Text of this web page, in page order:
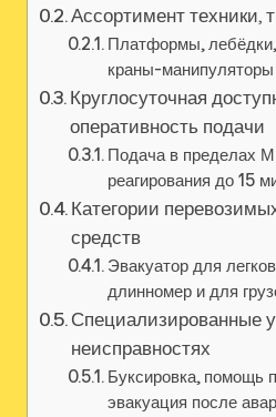
Ассортимент техники,
Платформы,
краны-манипуляторы
Круглосуточная
оперативность подачи
Подача в пределах
реагирования до 15
Категории
средств
Эвакуатор для
длинномер и для
Специализированные
неисправностях
Буксировка, помощь
эвакуация после